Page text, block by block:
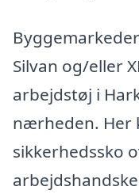
Silvan og/eller
arbejdstøj i
nærheden. Her
sikkerhedssko